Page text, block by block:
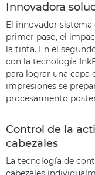
Innovadora
El innovador sistema
primer paso, el
la tinta. En el
con la tecnología
para lograr una capa
impresiones se
procesamiento
Control de la
cabezales
La tecnología de